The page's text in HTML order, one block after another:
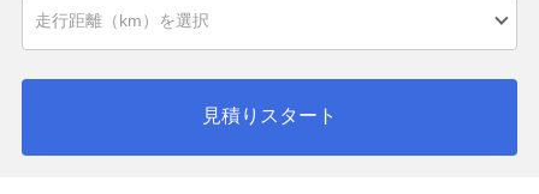
見積りスタート